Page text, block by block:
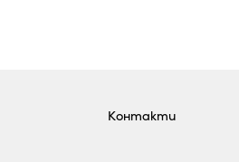
Контакти